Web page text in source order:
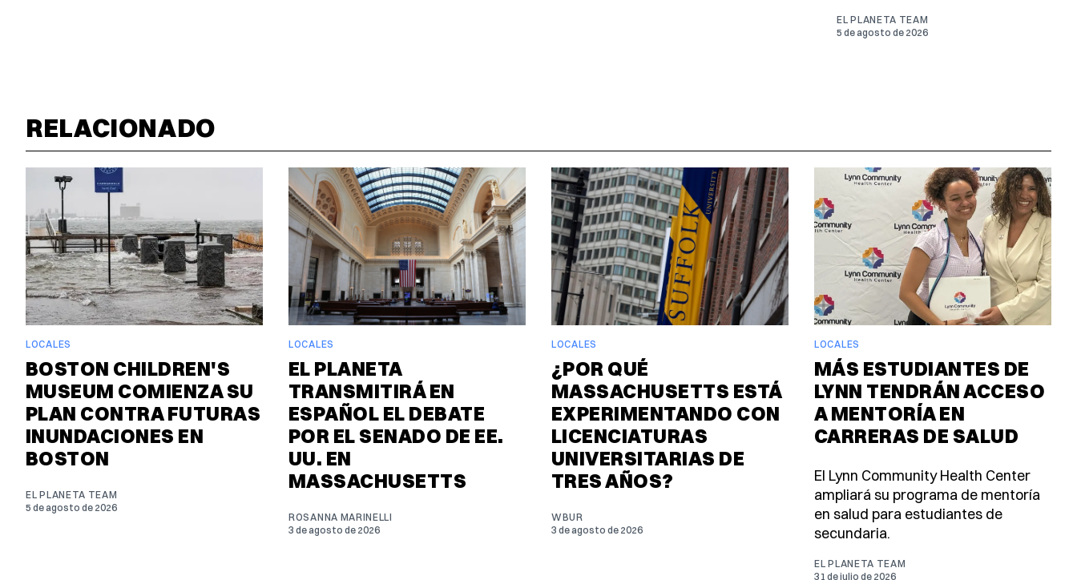
EL PLANETA TEAM
5 de agosto de 2026
RELACIONADO
LOCALES
BOSTON CHILDREN'S
MUSEUM COMIENZA SU
PLAN CONTRA FUTURAS
INUNDACIONES EN
BOSTON
EL PLANETA TEAM
5 de agosto de 2026
LOCALES
EL PLANETA
TRANSMITIRÁ EN
ESPAÑOL EL DEBATE
POR EL SENADO DE EE.
UU. EN
MASSACHUSETTS
ROSANNA MARINELLI
3 de agosto de 2026
LOCALES
¿POR QUÉ
MASSACHUSETTS ESTÁ
EXPERIMENTANDO CON
LICENCIATURAS
UNIVERSITARIAS DE
TRES AÑOS?
WBUR
3 de agosto de 2026
LOCALES
MÁS ESTUDIANTES DE
LYNN TENDRÁN ACCESO
A MENTORÍA EN
CARRERAS DE SALUD
El Lynn Community Health Center
ampliará su programa de mentoría
en salud para estudiantes de
secundaria.
EL PLANETA TEAM
31 de julio de 2026